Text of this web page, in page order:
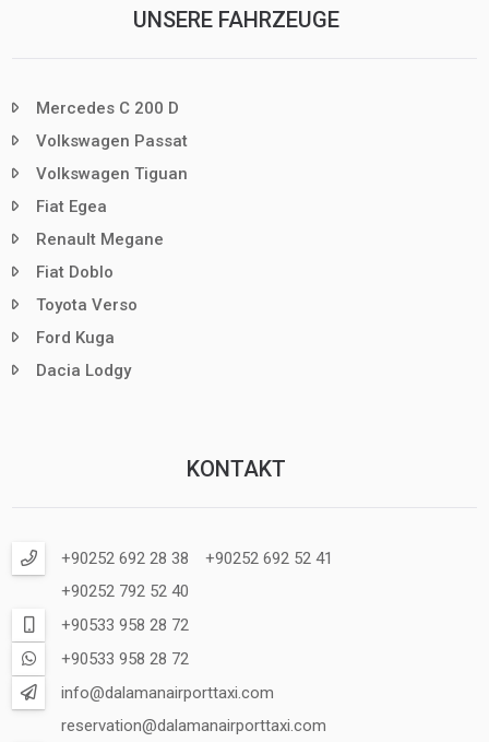
UNSERE FAHRZEUGE
Mercedes C 200 D
Volkswagen Passat
Volkswagen Tiguan
Fiat Egea
Renault Megane
Fiat Doblo
Toyota Verso
Ford Kuga
Dacia Lodgy
KONTAKT
+90252 692 28 38
+90252 692 52 41
+90252 792 52 40
+90533 958 28 72
+90533 958 28 72
info@dalamanairporttaxi.com
reservation@dalamanairporttaxi.com